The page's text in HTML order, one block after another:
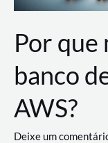
Por que
banco
AWS?
Deixe um